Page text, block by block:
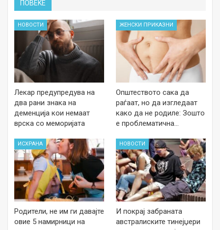
ПОВЕЌЕ
НОВОСТИ
Лекар предупредува на
два рани знака на
деменција кои немаат
врска со меморијата
ЖЕНСКИ ПРИКАЗНИ
Општеството сака да
раѓаат, но да изгледаат
како да не родиле: Зошто
е проблематична…
ИСХРАНА
Родители, не им ги давајте
овие 5 намирници на
НОВОСТИ
И покрај забраната
австралиските тинејџери